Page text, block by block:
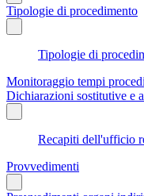
Tipologie di procedimento
Tipologie di
Monitoraggio tempi
Dichiarazioni sostitutive e
Recapiti dell'ufficio
Provvedimenti